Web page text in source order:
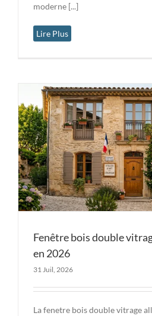
moderne [...]
Lire Plus
Fenêtre bois double
en 2026
31 Juil, 2026
La fenetre bois double vitrage